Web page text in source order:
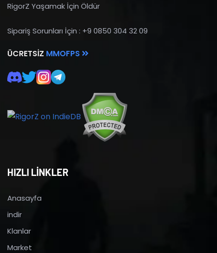
RigorZ Yaşamak İçin Öldür
Sipariş Sorunları İçin : +9 0850 304 32 09
ÜCRETSIZ MMOFPS
HIZLI LİNKLER
Anasayfa
indir
Klanlar
Market